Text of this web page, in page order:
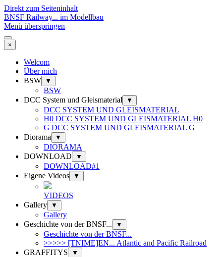
Direkt zum Seiteninhalt
BNSF Railway... im Modellbau
Menü überspringen
×
Welcom
Über mich
BSW
▼
BSW
DCC System und Gleismaterial
▼
DCC SYSTEM UND GLEISMATERIAL
H0 DCC SYSTEM UND GLEISMATERIAL H0
G DCC SYSTEM UND GLEISMATERIAL G
Diorama
▼
DIORAMA
DOWNLOAD
▼
DOWNLOAD#1
Eigene Videos
▼
VIDEOS
Gallery
▼
Gallery
Geschichte von der BNSF...
▼
Geschichte von der BNSF...
>>>>> [TNIME]EN... Atlantic and Pacific Railroad
GRAFFITYS
▼